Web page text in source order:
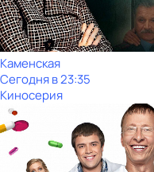
Каменская
Сегодня в 23:35
Киносерия